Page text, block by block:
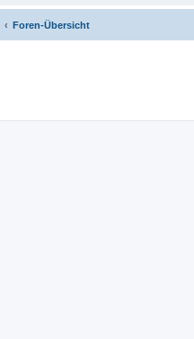
Foren-Übersicht